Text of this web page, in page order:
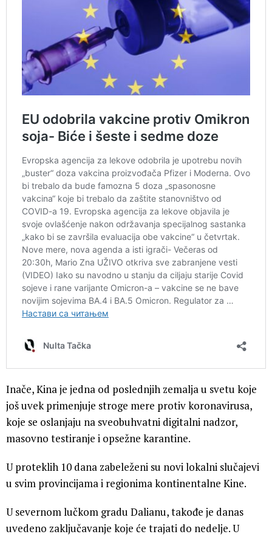
Inače, Kina je jedna od poslednjih zemalja u svetu koje
još uvek primenjuje stroge mere protiv koronavirusa,
koje se oslanjaju na sveobuhvatni digitalni nadzor,
masovno testiranje i opsežne karantine.
U proteklih 10 dana zabeleženi su novi lokalni slučajevi
u svim provincijama i regionima kontinentalne Kine.
U severnom lučkom gradu Dalianu, takođe je danas
uvedeno zaključavanje koje će trajati do nedelje. U